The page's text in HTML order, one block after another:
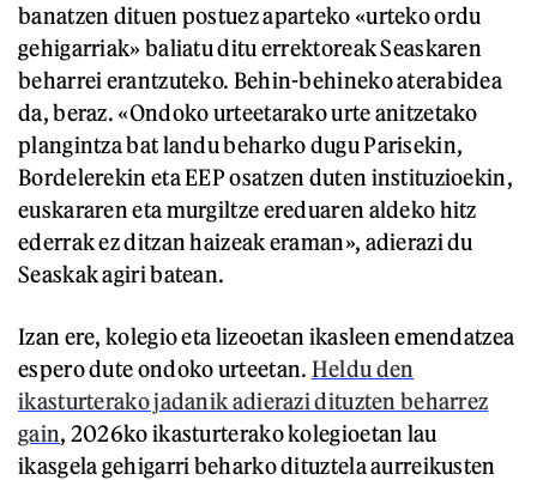
banatzen dituen postuez aparteko «urteko ordu
gehigarriak» baliatu ditu errektoreak Seaskaren
beharrei erantzuteko. Behin-behineko aterabidea
da, beraz. «Ondoko urteetarako urte anitzetako
plangintza bat landu beharko dugu Parisekin,
Bordelerekin eta EEP osatzen duten instituzioekin,
euskararen eta murgiltze ereduaren aldeko hitz
ederrak ez ditzan haizeak eraman», adierazi du
Seaskak agiri batean.
Izan ere, kolegio eta lizeoetan ikasleen emendatzea
espero dute ondoko urteetan. Heldu den
ikasturterako jadanik adierazi dituzten beharrez
gain, 2026ko ikasturterako kolegioetan lau
ikasgela gehigarri beharko dituztela aurreikusten